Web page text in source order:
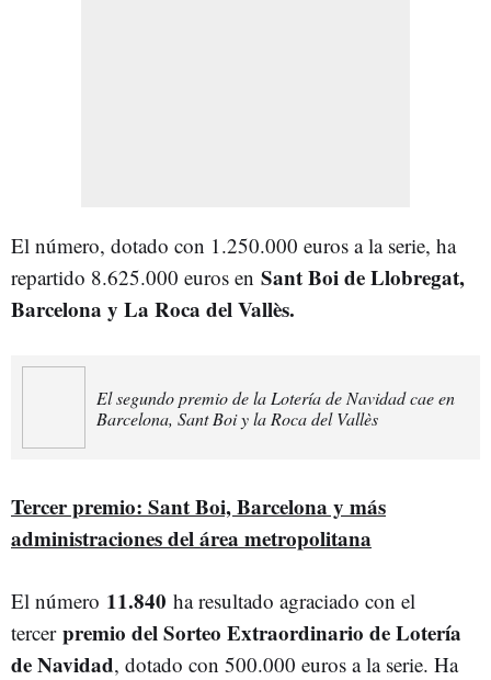
El número, dotado con 1.250.000 euros a la serie, ha
repartido 8.625.000 euros en Sant Boi de Llobregat,
Barcelona y La Roca del Vallès.
El segundo premio de la Lotería de Navidad cae en
Barcelona, Sant Boi y la Roca del Vallès
Tercer premio: Sant Boi, Barcelona y más
administraciones del área metropolitana
El número 11.840 ha resultado agraciado con el
tercer premio del Sorteo Extraordinario de Lotería
de Navidad, dotado con 500.000 euros a la serie. Ha